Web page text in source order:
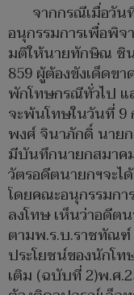
จากกรณีเมื่อวัน
อนุกรรมการเพื่อพิ
มติให้นายทักษิณ ชิ
859 ผู้ต้องขังเด็ด
พักโทษกรณีทั่วไป แ
จะพ้นโทษในวันที่
พงศ์ จินาภักดิ์ นาย
มีบันทึกนายกสมา
วัตรอดีตนายกฯจะไ
โดยคณะอนุกรรมก
ลงโทษ เห็นว่าอดี
ตามพ.ร.บ.ราชทัณฑ์
ประโยชน์ของนักโท
เติม (ฉบับที่ 2)พ.ศ